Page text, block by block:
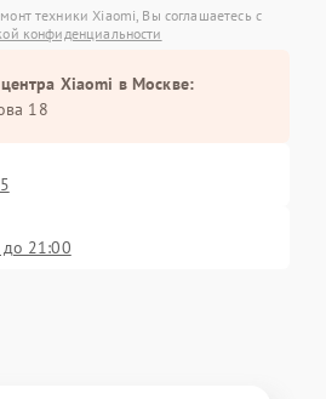
техники Xiaomi, Вы соглашаетесь с
конфиденциальности
Xiaomi в Москве:
18
21:00